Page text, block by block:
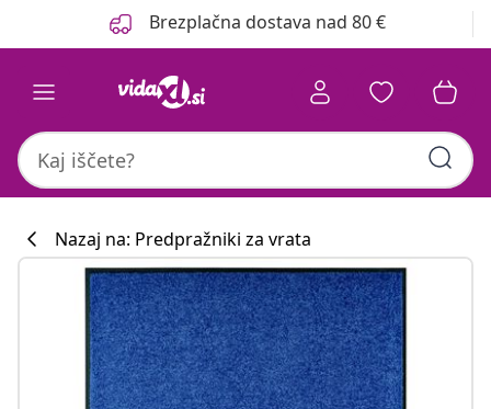
Brezplačna dostava nad 80 €
Nazaj na: Predpražniki za vrata